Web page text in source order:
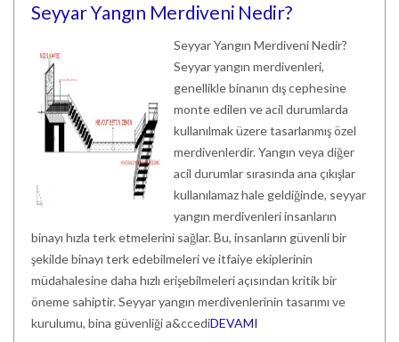
Seyyar Yangın Merdiveni Nedir?
Seyyar Yangın Merdiveni Nedir?
Seyyar yangın merdivenleri,
genellikle binanın dış cephesine
monte edilen ve acil durumlarda
kullanılmak üzere tasarlanmış özel
merdivenlerdir. Yangın veya diğer
acil durumlar sırasında ana çıkışlar
kullanılamaz hale geldiğinde, seyyar
yangın merdivenleri insanların
binayı hızla terk etmelerini sağlar. Bu, insanların güvenli bir
şekilde binayı terk edebilmeleri ve itfaiye ekiplerinin
müdahalesine daha hızlı erişebilmeleri açısından kritik bir
öneme sahiptir. Seyyar yangın merdivenlerinin tasarımı ve
kurulumu, bina güvenliği a&ccediDEVAMI